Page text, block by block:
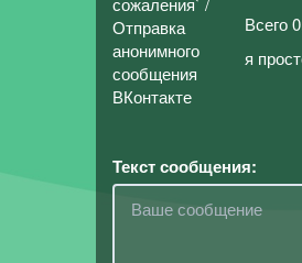
Всего
я
Текст сообщения: